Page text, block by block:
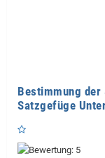
Bestimmung
Satzgefüge